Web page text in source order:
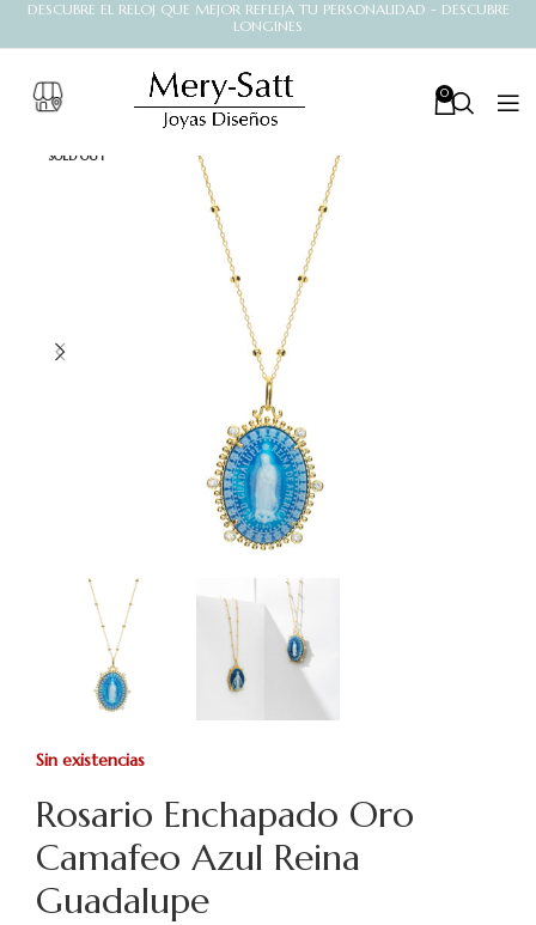
DESCUBRE EL RELOJ QUE MEJOR REFLEJA TU PERSONALIDAD - DESCUBRE
LONGINES
0
SOLD OUT
Rosario Enchapado Oro
Camafeo Azul Reina
Guadalupe
Sin existencias